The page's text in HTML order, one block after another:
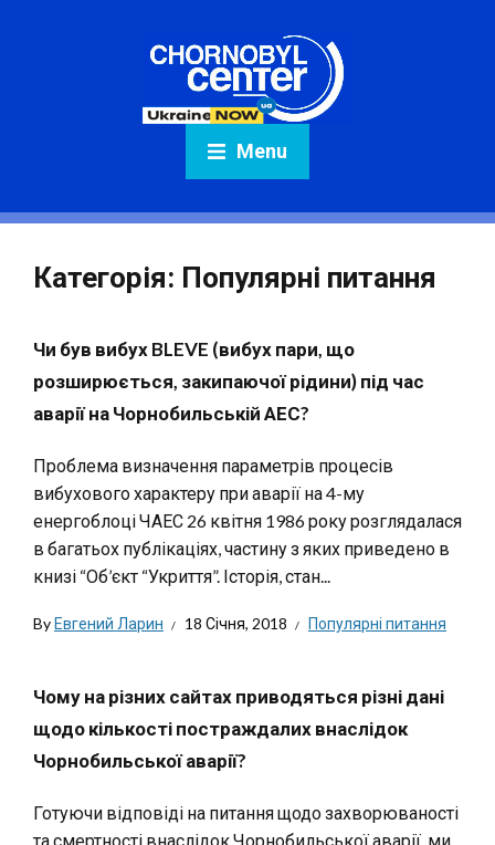
Menu
Категорія: Популярні питання
Чи був вибух BLEVE (вибух пари, що
розширюється, закипаючої рідини) під час
аварії на Чорнобильській АЕС?
Проблема визначення параметрів процесів
вибухового характеру при аварії на 4-му
енергоблоці ЧАЕС 26 квітня 1986 року розглядалася
в багатьох публікаціях, частину з яких приведено в
книзі “Об’єкт “Укриття”. Історія, стан...
ByЕвгений Ларин 18 Січня, 2018 Популярні питання
Чому на різних сайтах приводяться різні дані
щодо кількості постраждалих внаслідок
Чорнобильської аварії?
Готуючи відповіді на питання щодо захворюваності
та смертності внаслідок Чорнобильської аварії, ми